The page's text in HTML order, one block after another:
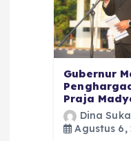
Gubernur
Praja
Dina
Agustus 6,